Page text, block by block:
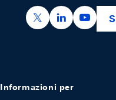
https://x.com/
https://
Informazioni per